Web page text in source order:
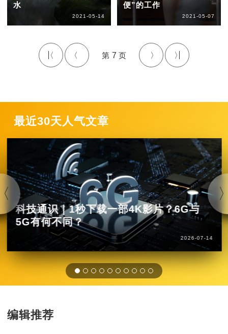
水
2021-05-14
便”的工作
2021-05-07
7
最近30天人气文章
科技通识｜1秒下载一部4K影片？6G与
5G有何不同？
2026-07-14
编辑推荐